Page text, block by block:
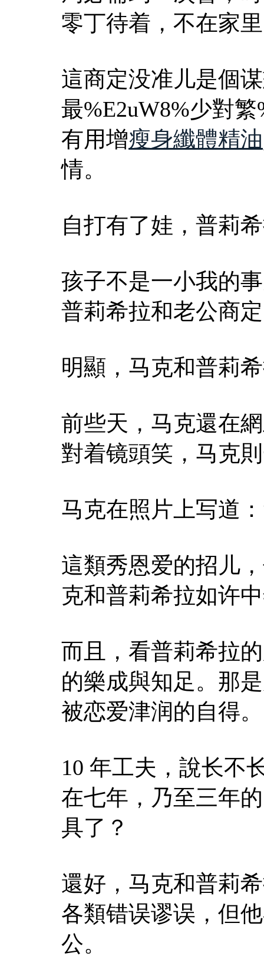
零丁待着，不在家
這商定没准儿是個
最%E2uW8%少對
有用增瘦身纖體精油
情。
自打有了娃，普莉
孩子不是一小我的
普莉希拉和老公商
明顯，马克和普莉
前些天，马克還在
對着镜頭笑，马克
马克在照片上写道
這類秀恩爱的招儿
克和普莉希拉如许
而且，看普莉希拉
的樂成與知足。那
被恋爱津润的自得。
10 年工夫，說长不
在七年，乃至三年
具了？
還好，马克和普莉
各類错误谬误，但
公。